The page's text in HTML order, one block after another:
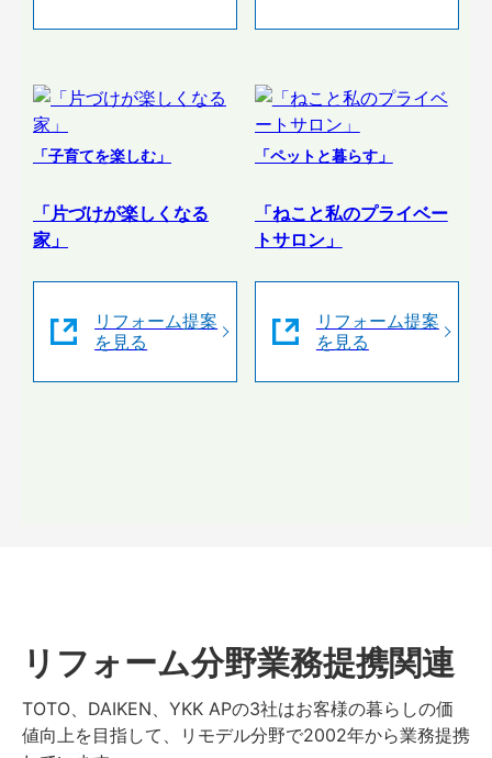
「子育てを楽しむ」
「片づけが楽しくなる
家」
リフォーム提案
を見る
「ペットと暮らす」
「ねこと私のプライベー
トサロン」
リフォーム提案
を見る
リフォーム分野業務提携関連
TOTO、DAIKEN、YKK APの3社はお客様の暮らしの価
値向上を目指して、リモデル分野で2002年から業務提携